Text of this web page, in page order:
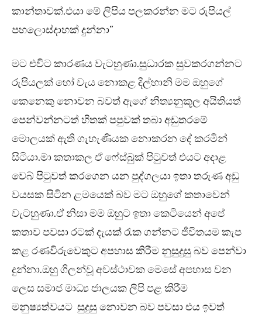
කාන්තාවක්.එයා මේ ලිපිය පලකරන්න මට රුපියල්
පහලොස්දාහක් දුන්නා”
මට එවිට කාරණය වැටහුණා.සුධාරක සුවකරගන්නට
රුපියලක් හෝ වැය නොකළ දිල්හානි මම ඔහුගේ
කෙනෙකු නොවන බවත් ඇගේ නීත්‍යනුකූල අයිතියත්
පෙන්වන්නටත් හිතක් පපුවක් තබා අඩුතරමේ
මොලයක් ඇති ගැහැණියක නොකරන දේ කරමින්
සිටියා.මා කතාකල ඒ ෆේස්බුක් පිටුවත් එයට අදාළ
වෙබ් පිටුවත් කරගෙන යන පුද්ගලයා ඉතා තරුණ අඩු
වයසක සිටින ළමයෙක් බව මට ඔහුගේ කතාවෙන්
වැටහුණා.ඒ නිසා මම ඔහුට ඉතා කෙටියෙන් අපේ
කතාව පවසා රටක් දැයක් රැක ගන්නට ජීවිතයම කැප
කළ රණවිරුවෙකුට අපහාස කිරීම නුසුදුසු බව පෙන්වා
දුන්නා.ඔහු ගිලන්වූ අවස්ථාවක මෙසේ අපහාස වන
ලෙස සමාජ මාධ්‍ය ජාලයක ලිපි පළ කිරීම
මනුෂ්‍යත්වයට සුදුසු නොවන බව පවසා එය ඉවත්